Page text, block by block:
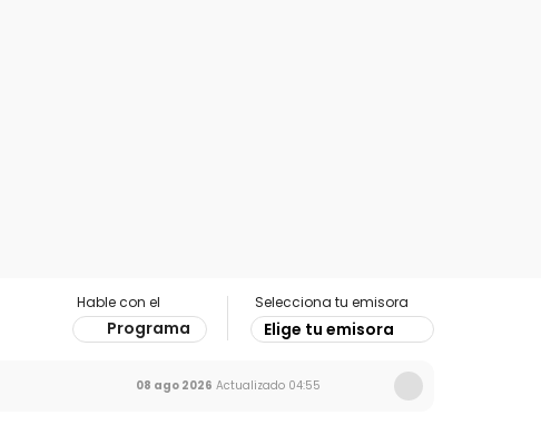
Hable con el
Programa
Selecciona tu emisora
Elige tu emisora
08 ago 2026 Actualizado 04:55